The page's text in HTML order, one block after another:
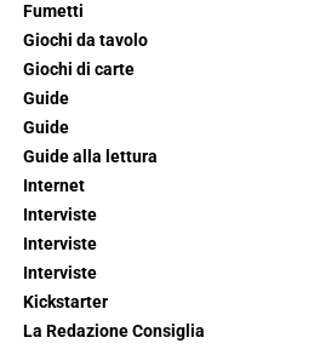
Fumetti
Giochi da tavolo
Giochi di carte
Guide
Guide
Guide alla lettura
Internet
Interviste
Interviste
Interviste
Kickstarter
La Redazione Consiglia